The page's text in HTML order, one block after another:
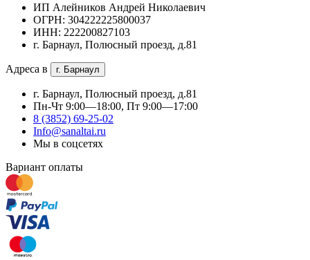
ИП Алейников Андрей Николаевич
ОГРН: 304222225800037
ИНН: 222200827103
г. Барнаул, Полюсный проезд, д.81
Адреса в г. Барнаул
г. Барнаул, Полюсный проезд, д.81
Пн-Чт 9:00—18:00, Пт 9:00—17:00
8 (3852) 69-25-02
Info@sanaltai.ru
Мы в соцсетях
Вариант оплаты